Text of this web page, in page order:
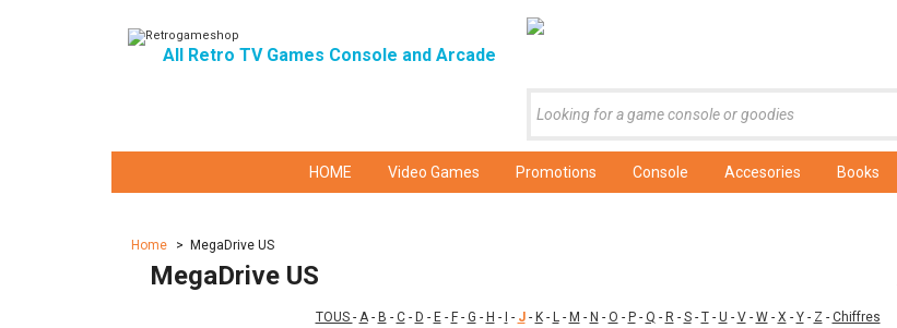
All Retro TV Games Console and Arcade
HOME Video Games Promotions Console Accesories Books
Home > MegaDrive US
MegaDrive US
TOUS - A- B - C- D - E- F- G - H - - J- K- L- M - N - O - P- Q - R - S- T- U - V- W- X - Y- Z - Chiffres